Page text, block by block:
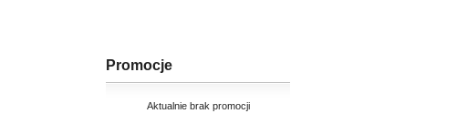
Promocje
Aktualnie brak promocji